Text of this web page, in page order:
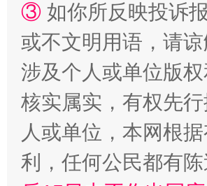
东山县通报“牛蛙产品抗生素超标问题”
③ 如你所反映投诉
或不文明用语，请
涉及个人或单位版
核实属实，有权先
人或单位，本网根
利，任何公民都有